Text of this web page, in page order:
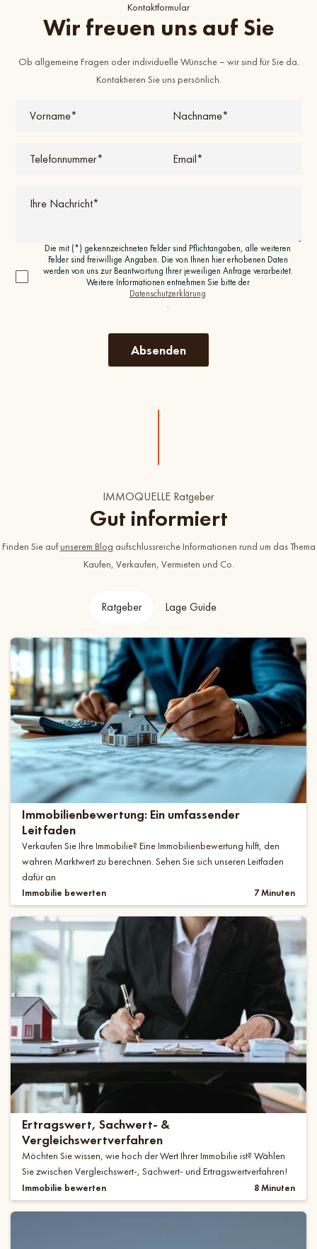
Kontaktformular
Wir freuen uns auf Sie
Ob allgemeine Fragen oder individuelle Wünsche – wir sind für Sie da.
Kontaktieren Sie uns persönlich.
Die mit (*) gekennzeichneten Felder sind Pflichtangaben, alle weiteren
Felder sind freiwillige Angaben. Die von Ihnen hier erhobenen Daten
werden von uns zur Beantwortung Ihrer jeweiligen Anfrage verarbeitet.
Weitere Informationen entnehmen Sie bitte der
Datenschutzerklärung
.
IMMOQUELLE Ratgeber
Gut informiert
Finden Sie aufunserem Blog aufschlussreiche Informationen rund um das Thema
Kaufen, Verkaufen, Vermieten und Co.
Ratgeber Lage Guide
Immobilienbewertung: Ein umfassender
Leitfaden
Verkaufen Sie Ihre Immobilie? Eine Immobilienbewertung hilft, den
wahren Marktwert zu berechnen. Sehen Sie sich unseren Leitfaden
dafür an
Immobilie bewerten 7 Minuten
Ertragswert, Sachwert- &
Vergleichswertverfahren
Möchten Sie wissen, wie hoch der Wert Ihrer Immobilie ist? Wählen
Sie zwischen Vergleichswert-, Sachwert- und Ertragswertverfahren!
Immobilie bewerten 8 Minuten